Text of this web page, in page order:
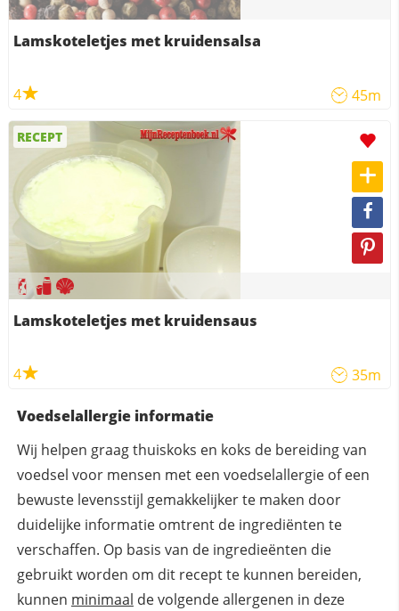
Lamskoteletjes met kruidensalsa
4 45m
RECEPT
Lamskoteletjes met kruidensaus
4 35m
Voedselallergie informatie
Wij helpen graag thuiskoks en koks de bereiding van
voedsel voor mensen met een voedselallergie of een
bewuste levensstijl gemakkelijker te maken door
duidelijke informatie omtrent de ingrediënten te
verschaffen. Op basis van de ingredieënten die
gebruikt worden om dit recept te kunnen bereiden,
kunnen minimaal de volgende allergenen in deze